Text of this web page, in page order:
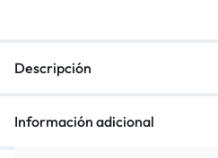
Descripción
Información adicional